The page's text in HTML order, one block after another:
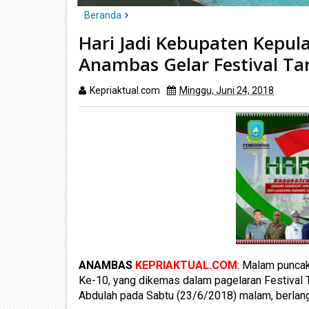
Beranda
Hari Jadi Kebupaten Kepulauan Anambas ke 10,
Hari Jadi Kebupaten
Anambas Gelar Festival
Kepriaktual.com Minggu, Juni 24, 2018
ANAMBAS KEPRIAKTUAL.COM: Malam
Ke-10, yang dikemas dalam pagelaran Festival
Abdulah pada Sabtu (23/6/2018) malam,